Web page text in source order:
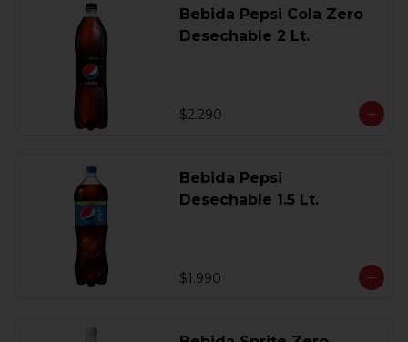
Bebida Pepsi Cola Zero
Desechable 2 Lt.
$2.290
Bebida Pepsi
Desechable 1.5 Lt.
$1.990